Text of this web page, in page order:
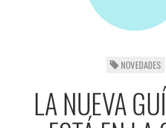
NOVEDADES
LA NUEVA